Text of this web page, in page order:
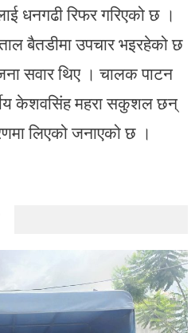
धनगढी रिफर गरिएको छ ।
बैतडीमा उपचार भइरहेको छ
सवार थिए । चालक पाटन
केशवसिंह महरा सकुशल छन्
लिएको जनाएको छ ।